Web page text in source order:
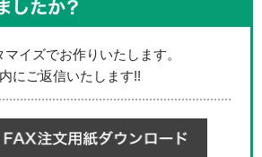
イズでお作りいたします。
にご返信いたします!!